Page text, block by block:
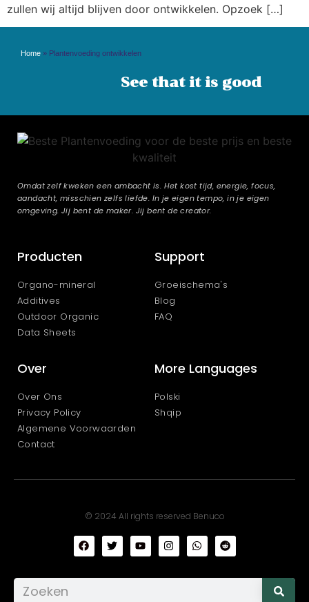
zullen wij altijd blijven door ontwikkelen. Opzoek […]
Home » Plantenvoeding ontwikkelen
See that it is good
Omdat zelf kweken een ambacht is. Het kost tijd, energie, focus,
aandacht, misschien zelfs liefde. In je eigen tempo, in je eigen
omgeving. Jij bent de maker. Jij bent de creator.
Producten
Organo-mineral
Additives
Outdoor Organic
Data Sheets
Support
Groeischema's
Blog
FAQ
Over
Over Ons
Privacy Policy
Algemene Voorwaarden
Contact
More Languages
Polski
Shqip
© 2024 All rights reserved Benuco